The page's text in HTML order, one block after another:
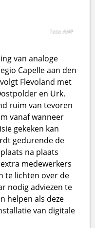
Foto ANP
van analoge
Capelle aan den
Flevoland met
en Urk.
ruim van tevoren
vanaf wanneer
gekeken kan
gedurende de
na plaats
medewerkers
te lichten over de
nodig adviezen te
helpen als deze
van digitale